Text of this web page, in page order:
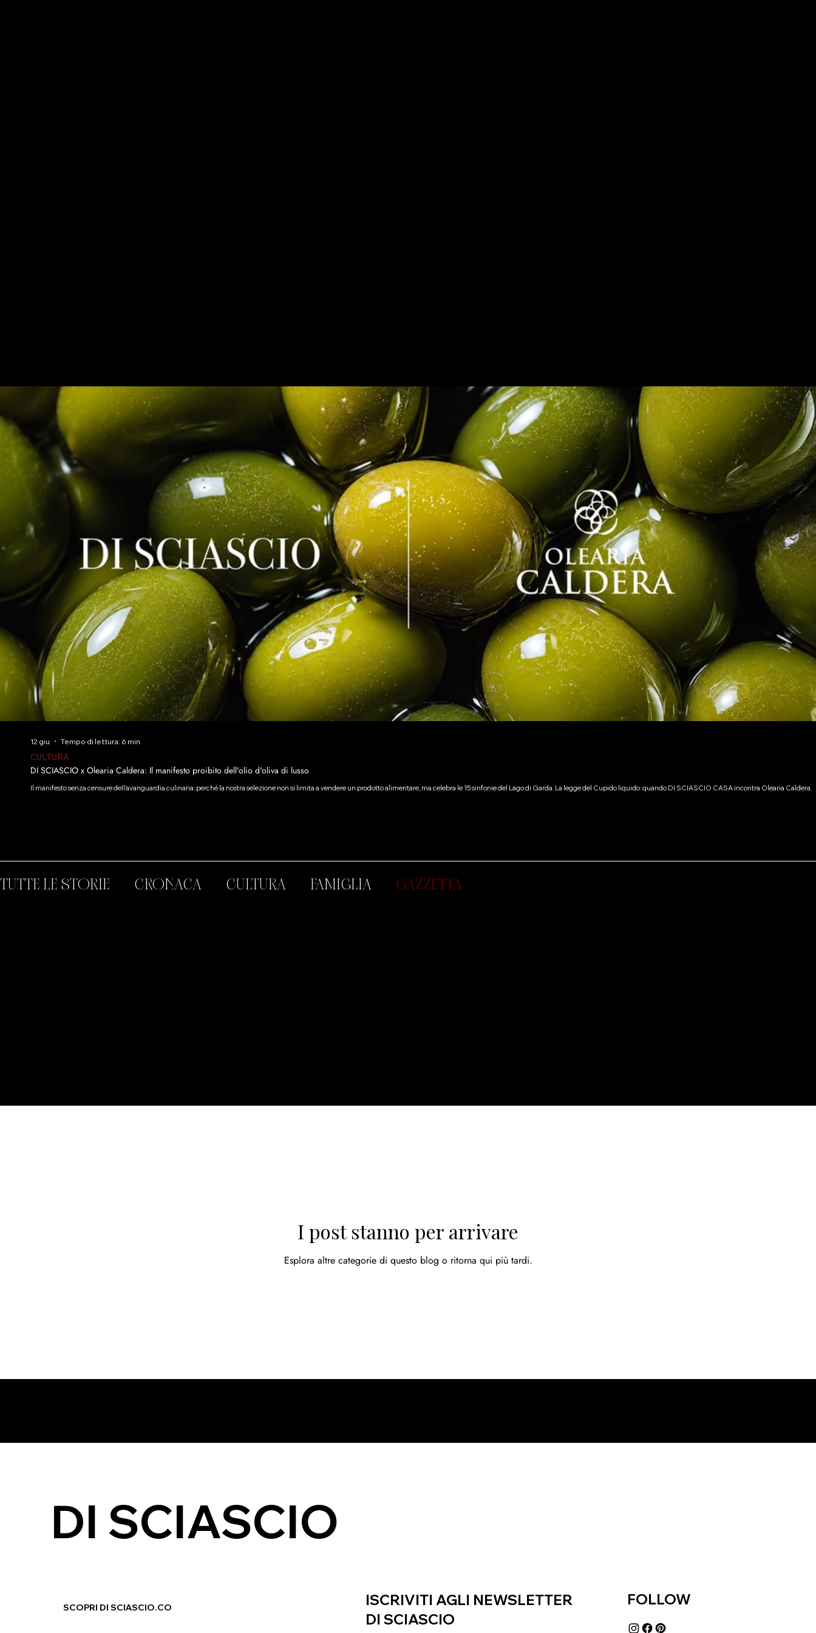
DI SCIASCIO x Olearia Caldera: Il manifesto proibito dell'olio d'oliva di lusso
Il manifesto senza censure dell’avanguardia culinaria: perché la nostra selezione non si limita a vendere un prodotto alimentare, ma celebra le 15 sinfonie del Lago di Garda. La legge del Cupido liquido: quando DI SCIASCIO CASA incontra Olearia Caldera.
CULTURA
12 giu Tempo di lettura: 6 min
TUTTE LE STORIE CRONACA CULTURA FAMIGLIA GAZZETTA
I post stanno per arrivare
Esplora altre categorie di questo blog o ritorna qui più tardi.
FOLLOW
SCOPRI DI SCIASCIO.CO
ISCRIVITI AGLI NEWSLETTER
DI SCIASCIO
DI SCIASCIO